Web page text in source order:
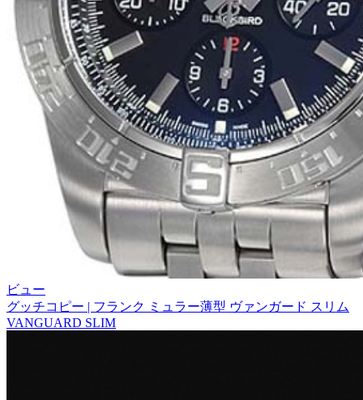
ビュー
グッチコピー | フランク ミュラー薄型 ヴァンガード スリム
VANGUARD SLIM